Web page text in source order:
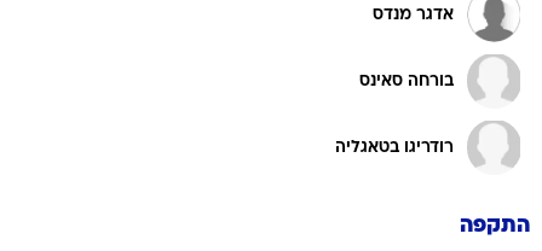
אדגר מנדס
בורחה סאינס
רודריגו בטאגליה
התקפה